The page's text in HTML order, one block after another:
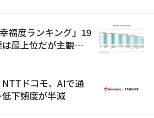
福度ランキング」19
最上位だが主観的
ドコモ、AIで通
下頻度が半減